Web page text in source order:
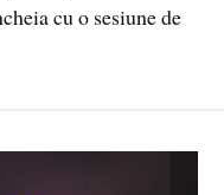
cu o sesiune de